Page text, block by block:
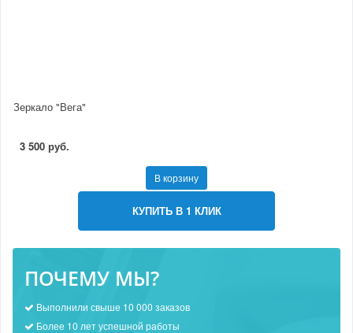
Зеркало "Вега"
3 500 руб.
В корзину
КУПИТЬ В 1 КЛИК
ПОЧЕМУ МЫ?
Выполнили свыше 10 000 заказов
Более 10 лет успешной работы